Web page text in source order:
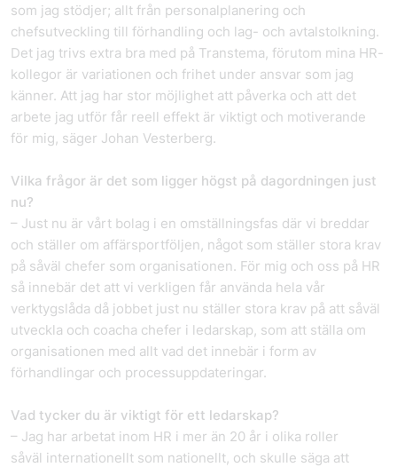
som jag stödjer; allt från personalplanering och
chefsutveckling till förhandling och lag- och avtalstolkning.
Det jag trivs extra bra med på Transtema, förutom mina HR-
kollegor är variationen och frihet under ansvar som jag
känner. Att jag har stor möjlighet att påverka och att det
arbete jag utför får reell effekt är viktigt och motiverande
för mig, säger Johan Vesterberg.
Vilka frågor är det som ligger högst på dagordningen just
nu?
– Just nu är vårt bolag i en omställningsfas där vi breddar
och ställer om affärsportföljen, något som ställer stora krav
på såväl chefer som organisationen. För mig och oss på HR
så innebär det att vi verkligen får använda hela vår
verktygslåda då jobbet just nu ställer stora krav på att såväl
utveckla och coacha chefer i ledarskap, som att ställa om
organisationen med allt vad det innebär i form av
förhandlingar och processuppdateringar.
Vad tycker du är viktigt för ett ledarskap?
– Jag har arbetat inom HR i mer än 20 år i olika roller
såväl internationellt som nationellt, och skulle säga att